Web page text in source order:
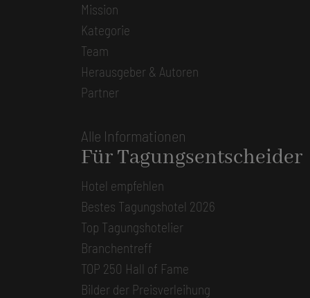
Mission
Kategorie
Team
Herausgeber & Autoren
Partner
Alle Informationen
Für Tagungsentscheider
Hotel empfehlen
Bestes Tagungshotel 2026
Top Tagungshotelier
Branchentreff
TOP 250 Hall of Fame
Bilder der Preisverleihung